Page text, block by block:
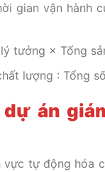
gian vận hành
tưởng × Tổng
lượng : Tổng
án
vực tự động hóa